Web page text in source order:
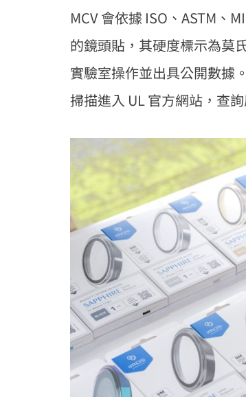
MCV 會依據 ISO、ASTM、
的鏡頭貼，其硬度標示為莫
實驗室操作並出具公開數據
掃描進入 UL 官方網站，查